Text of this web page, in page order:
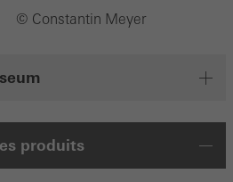
© Constantin Meyer
produits